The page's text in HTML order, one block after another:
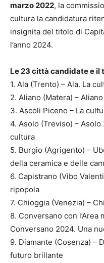
marzo 2022, la
cultura la candidatura
insignita del titolo di
l’anno 2024.
Le 23 città candidate e il
1. Ala (Trento) – Ala. La
2. Aliano (Matera) –
3. Ascoli Piceno – La
4. Asolo (Treviso) –
cultura
5. Burgio (Agrigento) –
della ceramica e delle
6. Capistrano (Vibo
ripopola
7. Chioggia (Venezia) –
8. Conversano con
Conversano 2024. Una
9. Diamante (Cosenza) –
futuro brillante